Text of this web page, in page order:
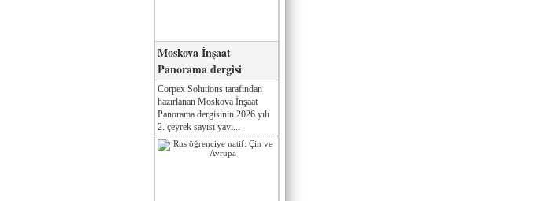
Moskova İnşaat
Panorama dergisi
Corpex Solutions tarafından
hazırlanan Moskova İnşaat
Panorama dergisinin 2026 yılı
2. çeyrek sayısı yayı...